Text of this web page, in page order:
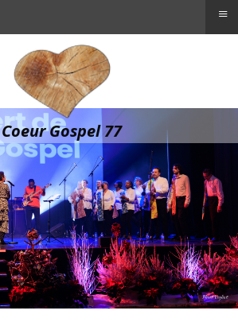
Coeur Gospel 77
≡